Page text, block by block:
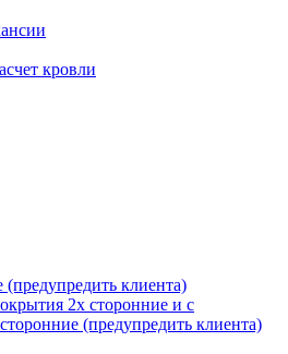
кровли
клиента)
2х сторонние и с
(предупредить клиента)